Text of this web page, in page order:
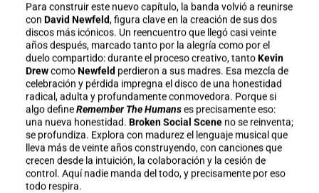
Para construir este nuevo capítulo, la banda volvió a reunirse
con David Newfeld, figura clave en la creación de sus dos
discos más icónicos. Un reencuentro que llegó casi veinte
años después, marcado tanto por la alegría como por el
duelo compartido: durante el proceso creativo, tantoKevin
DrewcomoNewfeld perdieron a sus madres. Esa mezcla de
celebración y pérdida impregna el disco de una honestidad
radical, adulta y profundamente conmovedora. Porque si
algo defineRemember The Humanses precisamente eso:
una nueva honestidad. Broken Social Sceneno se reinventa;
se profundiza. Explora con madurez el lenguaje musical que
lleva más de veinte años construyendo, con canciones que
crecen desde la intuición, la colaboración y la cesión de
control. Aquí nadie manda del todo, y precisamente por eso
todo respira.